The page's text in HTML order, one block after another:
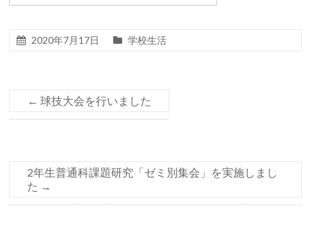
2020年7月17日 学校生活
← 球技大会を行いました
2年生普通科課題研究「ゼミ別集会」を実施しまし
た →